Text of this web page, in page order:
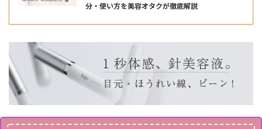
分・使い方を美容オタクが徹底解説